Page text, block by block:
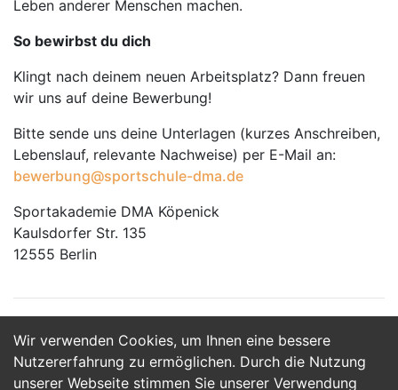
Wir verwenden Cookies, um Ihnen eine bessere
Nutzererfahrung zu ermöglichen. Durch die Nutzung
unserer Webseite stimmen Sie unserer Verwendung
Leben anderer Menschen machen.
So bewirbst du dich
Klingt nach deinem neuen Arbeitsplatz? Dann freuen
wir uns auf deine Bewerbung!
Bitte sende uns deine Unterlagen (kurzes Anschreiben,
Lebenslauf, relevante Nachweise) per E-Mail an:
bewerbung@sportschule-dma.de
Sportakademie DMA Köpenick
Kaulsdorfer Str. 135
12555 Berlin
Jetzt Bewerben